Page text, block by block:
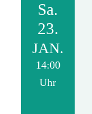
Sa.
23.
JAN.
14:00
Uhr